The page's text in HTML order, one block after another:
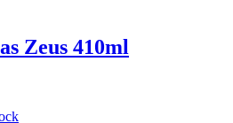
Zeus 410ml